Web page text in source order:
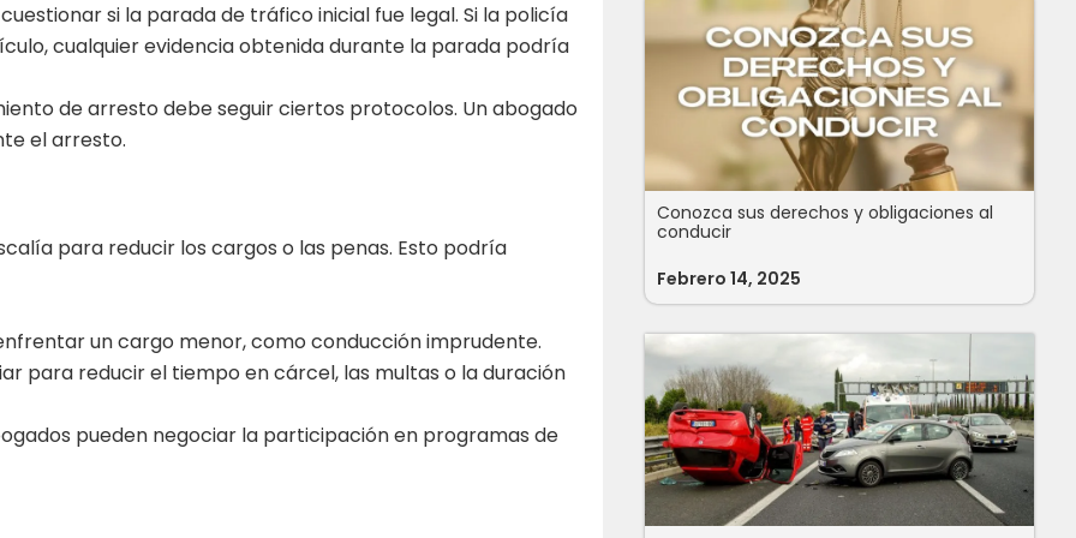
si la parada de tráfico inicial fue legal. Si la policía
cualquier evidencia obtenida durante la parada podría
de arresto debe seguir ciertos protocolos. Un abogado
el arresto.
para reducir los cargos o las penas. Esto podría
un cargo menor, como conducción imprudente.
para reducir el tiempo en cárcel, las multas o la duración
pueden negociar la participación en programas de
Conozca sus derechos y obligaciones al
conducir
Febrero 14, 2025